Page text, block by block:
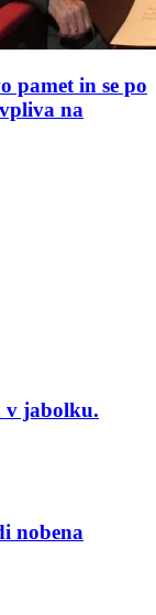
pamet in se po
na
v jabolku.
nobena